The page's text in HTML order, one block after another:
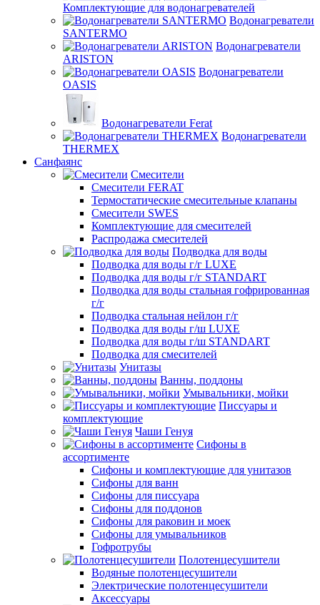
Комплектующие для водонагревателей
Водонагреватели
SANTERMO
Водонагреватели
ARISTON
Водонагреватели
OASIS
Водонагреватели Ferat
Водонагреватели
THERMEX
Санфаянс
Смесители
Смесители FERAT
Термостатические смесительные клапаны
Смесители SWES
Комплектующие для смесителей
Распродажа смесителей
Подводка для воды
Подводка для воды г/г LUXE
Подводка для воды г/г STANDART
Подводка для воды стальная гофрированная
г/г
Подводка стальная нейлон г/г
Подводка для воды г/ш LUXE
Подводка для воды г/ш STANDART
Подводка для смесителей
Унитазы
Ванны, поддоны
Умывальники, мойки
Писсуары и
комплектующие
Чаши Генуя
Сифоны в
ассортименте
Сифоны и комплектующие для унитазов
Сифоны для ванн
Сифоны для писсуара
Сифоны для поддонов
Сифоны для раковин и моек
Сифоны для умывальников
Гофротрубы
Полотенцесушители
Водяные полотенцесушители
Электрические полотенцесушители
Аксессуары